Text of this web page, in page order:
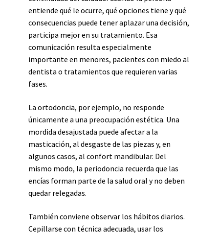
entiende qué le ocurre, qué opciones tiene y qué
consecuencias puede tener aplazar una decisión,
participa mejor en su tratamiento. Esa
comunicación resulta especialmente
importante en menores, pacientes con miedo al
dentista o tratamientos que requieren varias
fases.
La ortodoncia, por ejemplo, no responde
únicamente a una preocupación estética. Una
mordida desajustada puede afectar a la
masticación, al desgaste de las piezas y, en
algunos casos, al confort mandibular. Del
mismo modo, la periodoncia recuerda que las
encías forman parte de la salud oral y no deben
quedar relegadas.
También conviene observar los hábitos diarios.
Cepillarse con técnica adecuada, usar los